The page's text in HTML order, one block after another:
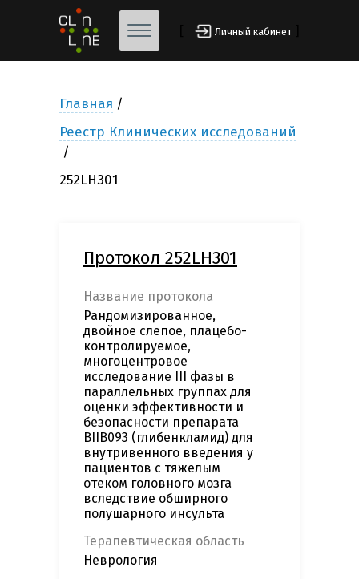
Личный кабинет
Главная
Реестр Клинических исследований
252LH301
Протокол 252LH301
Название протокола
Рандомизированное,
двойное слепое, плацебо-
контролируемое,
многоцентровое
исследование III фазы в
параллельных группах для
оценки эффективности и
безопасности препарата
BIIB093 (глибенкламид) для
внутривенного введения у
пациентов с тяжелым
отеком головного мозга
вследствие обширного
полушарного инсульта
Терапевтическая область
Неврология